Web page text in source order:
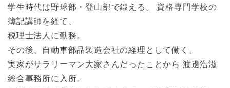
学生時代は野球部・登山部で鍛える。 資格専門学校の
簿記講師を経て、
税理士法人に勤務。
その後、自動車部品製造会社の経理として働く。
実家がサラリーマン大家さんだったことから 渡邊浩滋
総合事務所に入所。